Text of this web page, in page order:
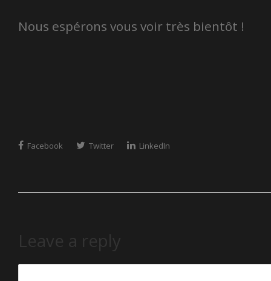
Nous espérons vous voir très bientôt !
Facebook Twitter LinkedIn
Leave a reply